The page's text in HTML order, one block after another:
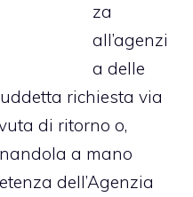
za
all’agenzi
a delle
richiesta via
di ritorno o,
a mano
dell’Agenzia